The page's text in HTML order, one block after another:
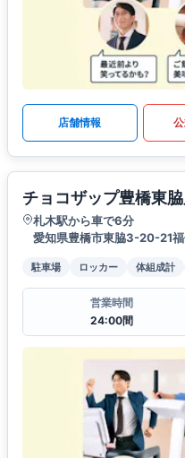
店舗情報
チョコザップ豊橋東
札木駅から車で6分
愛知県豊橋市東脇3-20-21福
駐車場 ロッカー 体組成計
営業時間
24:00間